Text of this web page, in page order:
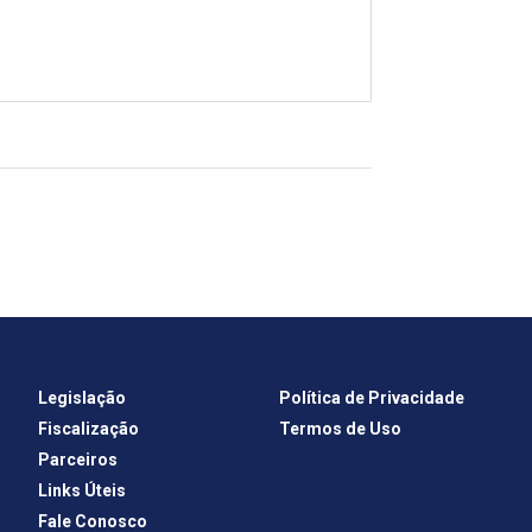
Legislação
Fiscalização
Parceiros
Links Úteis
Fale Conosco
Política de Privacidade
Termos de Uso